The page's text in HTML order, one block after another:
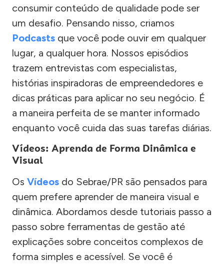
consumir conteúdo de qualidade pode ser
um desafio. Pensando nisso, criamos
Podcasts que você pode ouvir em qualquer
lugar, a qualquer hora. Nossos episódios
trazem entrevistas com especialistas,
histórias inspiradoras de empreendedores e
dicas práticas para aplicar no seu negócio. É
a maneira perfeita de se manter informado
enquanto você cuida das suas tarefas diárias.
Vídeos: Aprenda de Forma Dinâmica e
Visual
Os Vídeos do Sebrae/PR são pensados para
quem prefere aprender de maneira visual e
dinâmica. Abordamos desde tutoriais passo a
passo sobre ferramentas de gestão até
explicações sobre conceitos complexos de
forma simples e acessível. Se você é